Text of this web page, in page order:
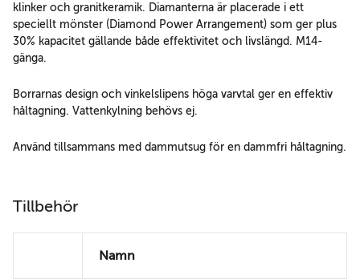
klinker och granitkeramik. Diamanterna är placerade i ett
speciellt mönster (Diamond Power Arrangement) som ger plus
30% kapacitet gällande både effektivitet och livslängd. M14-
gänga.
Borrarnas design och vinkelslipens höga varvtal ger en effektiv
håltagning. Vattenkylning behövs ej.
Använd tillsammans med dammutsug för en dammfri håltagning.
Tillbehör
Namn